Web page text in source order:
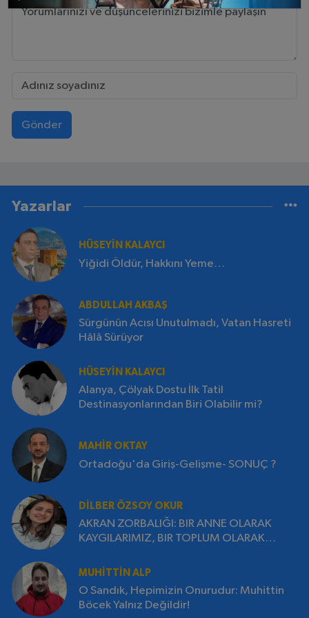
Gönder
Yazarlar
HÜSEYİN KALAYCI
Yiğidi Öldür, Hakkını Yeme…
ABDULLAH AKBAŞ
Sürgünün Acısı Unutulmadı, Vatan Hasreti
Hâlâ Sürüyor
HÜSEYIN KALAYCI
Alanya, Çölyak Dostu İlk Tatil
Destinasyonlarından Biri Olabilir mi?
MAHIR OKTAY
Ortadoğu'da Giriş-Gelişme- SONUÇ ?
DILBER ÖZSOY OKUR
AKRAN ZORBALIĞI: BIR ANNE OLARAK
KAYGILARIMIZ, BIR TOPLUM OLARAK
MUHITTIN ALP
O Sandık, Hepimizin Onurudur: Muhittin
Böcek Yalnız Değildir!